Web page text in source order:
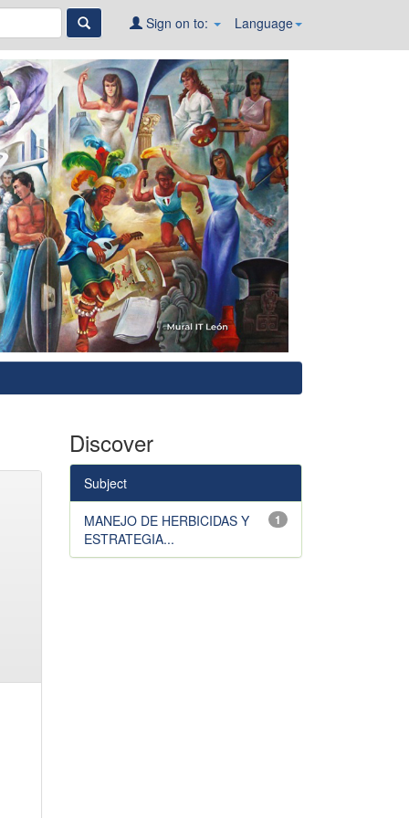
Language
Sign on to:
Discover
Subject
1
MANEJO DE HERBICIDAS Y
ESTRATEGIA...